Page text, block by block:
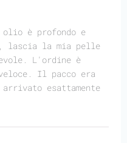
olio è profondo e
lascia la mia pelle
L'ordine è
Il pacco era
esattamente